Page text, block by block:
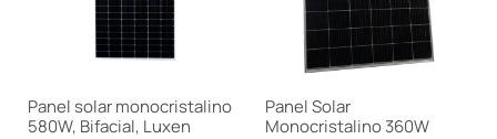
Panel solar monocristalino
580W, Bifacial, Luxen
Panel Solar
Monocristalino 360W